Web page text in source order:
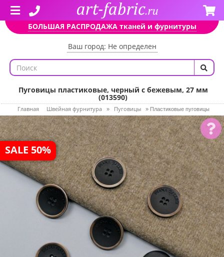
БОЛЬШАЯ РАСПРОДАЖА тканей и фурнитуры
Ваш город: Не определен
Пуговицы пластиковые, черный с бежевым, 27 мм
(013590)
Главная Швейная фурнитура » Пуговицы » Пластиковые пуговицы
SALE 50%